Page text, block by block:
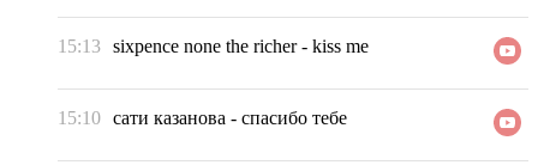
15:13 sixpence none the richer- kiss me
15:10 сати казанова - спасибо тебе